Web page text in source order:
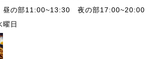
昼の部11:00~13:30 夜の部17:00~20:00
曜日